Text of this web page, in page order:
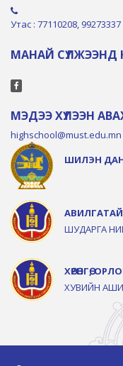
Утас : 77110208, 99273337
МАНАЙ СҮЛЖЭЭНД
МЭДЭЭ ХҮЛЭЭН
highschool@must.edu.mn
ШИЛЭН
ШУДАРГА
ХӨРӨНГӨ,
ХУВИЙН